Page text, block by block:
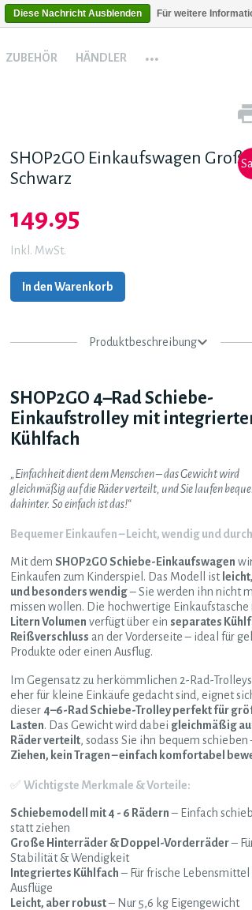
ZUBEHÖR HÄNDLER ...
SHOP2GO Einkaufswagen Groß
Schwarz
149.95
Inkl. MwSt.
In den Warenkorb
Produktbeschreibung
SHOP2GO 4–Rad Schiebe-
Einkaufstrolley mit
Kühlfach
„Einfachheit dient dem Menschen – das Gewicht wird
gleichmäßig auf die Räder verteilt, und Sie laufen
dahinter. So einfach ist das!“
Bequemer Einkaufen – Leicht, wendig und
Mit dem SHOP2GO Schiebe-Einkaufswagen
Einkaufen zum Kinderspiel. Das Modell ist
und besonders wendig– Sie werden ihn nicht
missen wollen. Die hochwertige
Litern Volumen verfügt über ein separates
Reißverschluss an der Vorderseite – ideal für
Produkte oder einen Ausflug.
Im Gegensatz zu herkömmlichen 2-Rad-
eher für kleine Einkäufe gedacht sind, eignet
dieser 4–6-Rad Schiebe-Trolley perfekt für
Lasten. Das Gewicht wird dabei gleichmäßig
Räder verteilt, sodass Sie ihn bequem schieben
Ziehen, kein Tragen – einfach komfortabel
✅ Wichtigste Merkmale & Vorteile:
Schiebemodell mit 4 - 6 Rädern– Einfach
statt ziehen
Große Hinterräder & Doppel-Vorderräder–
Stabilität & Wendigkeit
Integriertes Kühlfach– Für frische Lebensmittel
Ausflüge
Leicht, aber robust– Nur 5,6 kg Eigengewicht
Diese Nachricht Ausblenden Für weitere